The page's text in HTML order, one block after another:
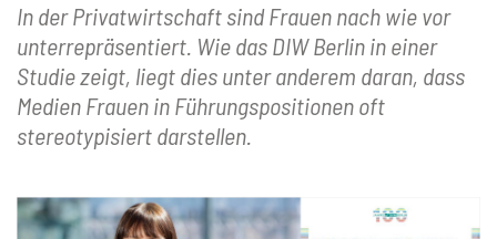
In der Privatwirtschaft sind Frauen nach wie vor
unterrepräsentiert. Wie das DIW Berlin in einer
Studie zeigt, liegt dies unter anderem daran, dass
Medien Frauen in Führungspositionen oft
stereotypisiert darstellen.